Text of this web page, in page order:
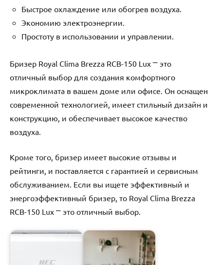
Быстрое охлаждение или обогрев воздуха.
Экономию электроэнергии.
Простоту в использовании и управлении.
Бризер Royal Clima Brezza RCB-150 Lux ⎻ это
отличный выбор для создания комфортного
микроклимата в вашем доме или офисе. Он оснащен
современной технологией, имеет стильный дизайн и
конструкцию, и обеспечивает высокое качество
воздуха.
Кроме того, бризер имеет высокие отзывы и
рейтинги, и поставляется с гарантией и сервисным
обслуживанием. Если вы ищете эффективный и
энергоэффективный бризер, то Royal Clima Brezza
RCB-150 Lux ⎻ это отличный выбор.